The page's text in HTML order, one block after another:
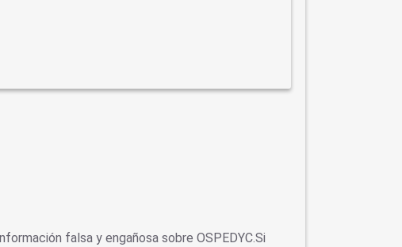
falsa y engañosa sobre OSPEDYC.Si